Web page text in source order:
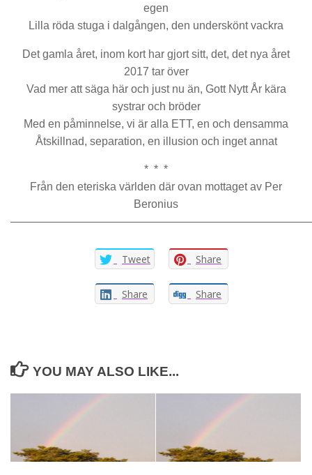
egen
Lilla röda stuga i dalgången, den underskönt vackra
Det gamla året, inom kort har gjort sitt, det, det nya året
2017 tar över
Vad mer att säga här och just nu än, Gott Nytt År kära
systrar och bröder
Med en påminnelse, vi är alla ETT, en och densamma
Åtskillnad, separation, en illusion och inget annat
* * *
Från den eteriska världen där ovan mottaget av Per
Beronius
Tweet Share
Share Share
YOU MAY ALSO LIKE...